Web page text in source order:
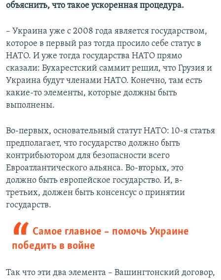
объяснить, что такое ускоренная процедура.
– Украина уже с 2008 года является государством,
которое в первый раз тогда просило себе статус в
НАТО. И уже тогда государства НАТО прямо
сказали: Бухарестский саммит решил, что Грузия и
Украина будут членами НАТО. Конечно, там есть
какие-то элементы, которые должны быть
выполнены.
Во-первых, основательный статут НАТО: 10-я статья
предполагает, что государство должно быть
контрибьютором для безопасности всего
Евроатлантического альянса. Во-вторых, это
должно быть европейское государство. И, в-
третьих, должен быть консенсус о принятии
государств.
Самое главное – помочь Украине
победить в войне
Так что эти два элемента – Вашингтонский договор,